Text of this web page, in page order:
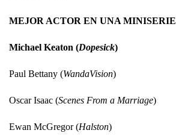
MEJOR ACTOR EN UNA MINISERIE
Michael Keaton (Dopesick)
Paul Bettany (WandaVision)
Oscar Isaac (Scenes From a Marriage)
Ewan McGregor (Halston)